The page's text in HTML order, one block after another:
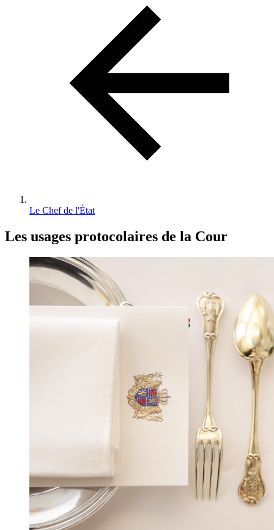
Le Chef de l'État
Les usages protocolaires de la Cour